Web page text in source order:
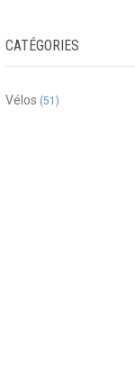
CATÉGORIES
Vélos (51)